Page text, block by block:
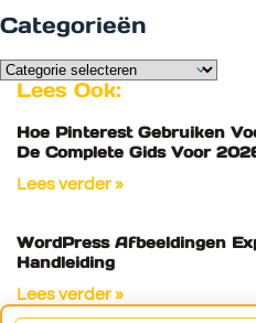
Categorieën
Lees Ook:
Hoe Pinterest Gebruiken
De Complete Gids Voor
Lees verder »
WordPress Afbeeldingen
Handleiding
Lees verder »